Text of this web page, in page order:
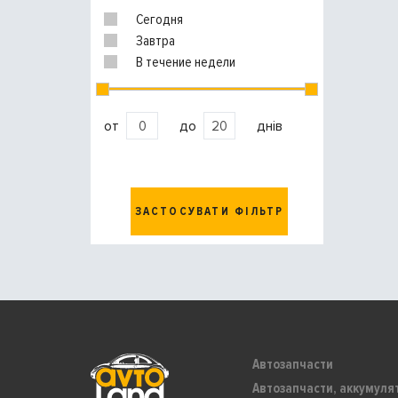
Сегодня
Завтра
В течение недели
от до днів
ЗАСТОСУВАТИ ФІЛЬТР
Автозапчасти
Автозапчасти,